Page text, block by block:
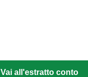
Vai all'estratto conto